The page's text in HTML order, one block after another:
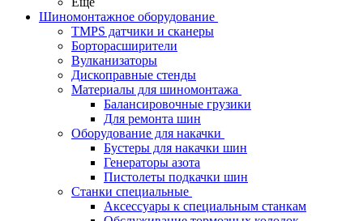
Шиномонтажное оборудование
TMPS датчики и сканеры
Борторасширители
Вулканизаторы
Дископравные стенды
Материалы для шиномонтажа
Балансировочные грузики
Для ремонта шин
Оборудование для накачки
Бустеры для накачки шин
Генераторы азота
Пистолеты подкачки шин
Станки специальные
Аксессуары к специальным станкам